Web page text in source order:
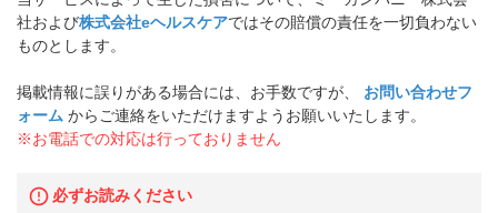
社および株式会社eヘルスケアではその賠償の責任を一切負わない
ものとします。
掲載情報に誤りがある場合には、お手数ですが、
お問い合わせフ
ォーム からご連絡をいただけますようお願いいたします。
※お電話での対応は行っておりません
必ずお読みください